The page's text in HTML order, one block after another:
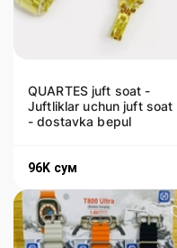
QUARTES juft soat -
Juftliklar uchun juft soat
- dostavka bepul
96K сум